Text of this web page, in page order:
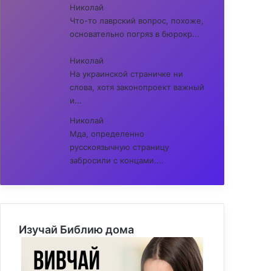
Николай
Что-то лаврский вопрос, похоже,
основательно погряз в бюрокр...
Николай
На украинской страничке ни
слова, хотя законопроект важный
и...
Николай
Мда, определенно
русскоязычную страницу
забросили с концами....
Изучай Библию дома